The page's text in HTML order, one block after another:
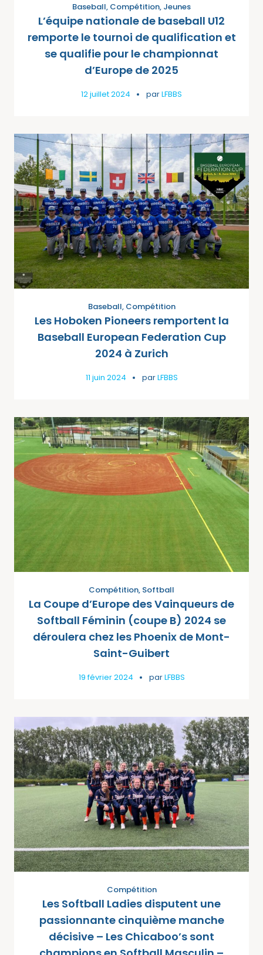
Baseball, Compétition, Jeunes
L’équipe nationale de baseball U12
remporte le tournoi de qualification et
se qualifie pour le championnat
d’Europe de 2025
12 juillet 2024 parLFBBS
Baseball, Compétition
Les Hoboken Pioneers remportent la
Baseball European Federation Cup
2024 à Zurich
11 juin 2024 parLFBBS
Compétition, Softball
La Coupe d’Europe des Vainqueurs de
Softball Féminin (coupe B) 2024 se
déroulera chez les Phoenix de Mont-
Saint-Guibert
19 février 2024 parLFBBS
Compétition
Les Softball Ladies disputent une
passionnante cinquième manche
décisive – Les Chicaboo’s sont